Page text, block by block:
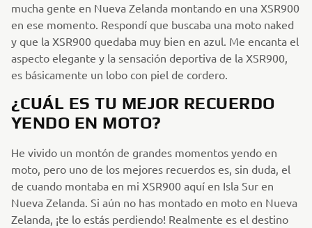
mucha gente en Nueva Zelanda montando en una XSR900
en ese momento. Respondí que buscaba una moto naked
y que la XSR900 quedaba muy bien en azul. Me encanta el
aspecto elegante y la sensación deportiva de la XSR900,
es básicamente un lobo con piel de cordero.
¿CUÁL ES TU MEJOR RECUERDO
YENDO EN MOTO?
He vivido un montón de grandes momentos yendo en
moto, pero uno de los mejores recuerdos es, sin duda, el
de cuando montaba en mi XSR900 aquí en Isla Sur en
Nueva Zelanda. Si aún no has montado en moto en Nueva
Zelanda, ¡te lo estás perdiendo! Realmente es el destino